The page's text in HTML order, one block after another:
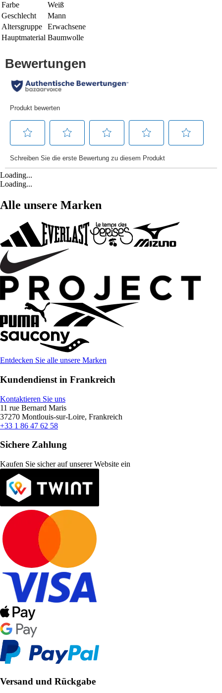
Farbe
Weiß
Geschlecht
Mann
Altersgruppe
Erwachsene
Hauptmaterial Baumwolle
Loading...
Loading...
Alle unsere Marken
Entdecken Sie alle unsere Marken
Kundendienst in Frankreich
Kontaktieren Sie uns
11 rue Bernard Maris
37270 Montlouis-sur-Loire, Frankreich
+33 1 86 47 62 58
Sichere Zahlung
Kaufen Sie sicher auf unserer Website ein
Versand und Rückgabe